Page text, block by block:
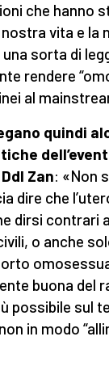
che hanno
vita e la
sorta di
rendere
al
quindi
Zan: «Non
dire che
dirsi contrari
o anche
buona del
possibile sul
in modo